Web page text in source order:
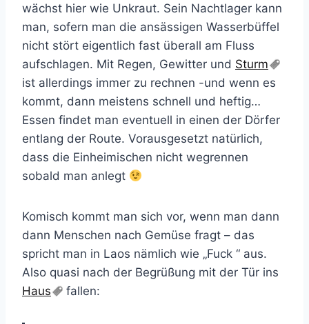
wächst hier wie Unkraut. Sein Nachtlager kann
man, sofern man die ansässigen Wasserbüffel
nicht stört eigentlich fast überall am Fluss
aufschlagen. Mit Regen, Gewitter und Sturm
ist allerdings immer zu rechnen -und wenn es
kommt, dann meistens schnell und heftig…
Essen findet man eventuell in einen der Dörfer
entlang der Route. Vorausgesetzt natürlich,
dass die Einheimischen nicht wegrennen
sobald man anlegt
Komisch kommt man sich vor, wenn man dann
dann Menschen nach Gemüse fragt – das
spricht man in Laos nämlich wie „Fuck “ aus.
Also quasi nach der Begrüßung mit der Tür ins
Haus
fallen: